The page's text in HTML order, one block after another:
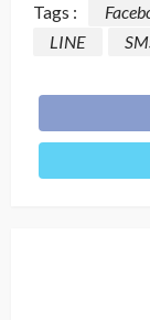
Tags :
LINE